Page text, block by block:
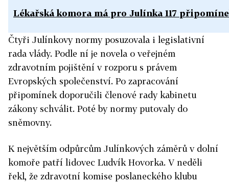
Lékařská komora má pro Julínka 117
Čtyři Julínkovy normy posuzovala i legislativní
rada vlády. Podle ní je novela o veřejném
zdravotním pojištění v rozporu s právem
Evropských společenství. Po zapracování
připomínek doporučili členové rady kabinetu
zákony schválit. Poté by normy putovaly do
sněmovny.
K největším odpůrcům Julínkových záměrů v dolní
komoře patří lidovec Ludvík Hovorka. V neděli
řekl, že zdravotní komise poslaneckého klubu